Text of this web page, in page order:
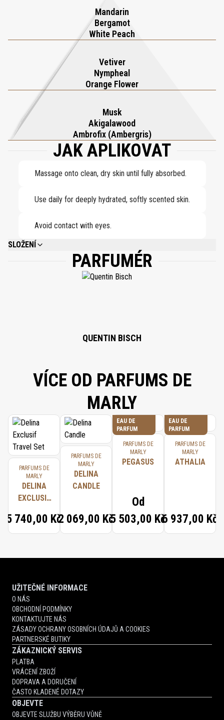
and softens the skin for up to 8 hours. Elegant and refillable, Valaya
Refillable Body Cream transforms daily care into a ritual of pure
comfort and timeless grace.
Mandarin
Bergamot
White Peach
Vetiver
Nympheal
Orange Flower
Musk
Akigalawood
Ambrofix (Ambergris)
JAK APLIKOVAT
Massage onto clean, dry skin until fully absorbed.
Use daily for deeply hydrated, softly scented skin.
Avoid contact with eyes.
SLOŽENÍ
AQUA (WATER/EAU), CAPRYLIC/CAPRIC TRIGLYCERIDE, GLYCERIN,
PARFUM (FRAGRANCE), CETEARYL GLUCOSIDE, BUTYROSPERMUM PARKII
(SHEA) BUTTER, SORBITAN OLIVATE, BUTYLENE GLYCOL,
PARFUMÉR
QUENTIN BISCH
VÍCE OD PARFUMS DE
MARLY
PARFUMS DE
MARLY
DELINA
EXCLUSIF
SET
5 740,00 Kč
PARFUMS DE
MARLY
DELINA
CANDLE
2 069,00 Kč
EAU DE
PARFUM
PARFUMS DE
MARLY
PEGASUS
Od
5 503,00 Kč
EAU DE
PARFUM
PARFUMS DE
MARLY
ATHALIA
6 937,00 Kč
UŽITEČNÉ INFORMACE
O NÁS
OBCHODNÍ PODMÍNKY
KONTAKTUJTE NÁS
ZÁSADY OCHRANY OSOBNÍCH ÚDAJŮ A COOKIES
PARTNERSKÉ BUTIKY
ZÁKAZNICKÝ SERVIS
PLATBA
VRÁCENÍ ZBOŽÍ
DOPRAVA A DORUČENÍ
ČASTO KLADENÉ DOTAZY
OBJEVTE
OBJEVTE SLUŽBU VÝBĚRU VŮNĚ